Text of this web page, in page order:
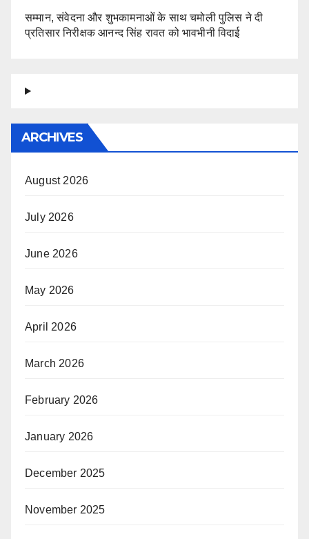
सम्मान, संवेदना और शुभकामनाओं के साथ चमोली पुलिस ने दी
प्रतिसार निरीक्षक आनन्द सिंह रावत को भावभीनी विदाई
ARCHIVES
August 2026
July 2026
June 2026
May 2026
April 2026
March 2026
February 2026
January 2026
December 2025
November 2025